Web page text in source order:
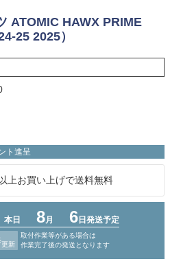
ATOMIC HAWX PRIME
25 2025）
ト進呈
上お買い上げで送料無料